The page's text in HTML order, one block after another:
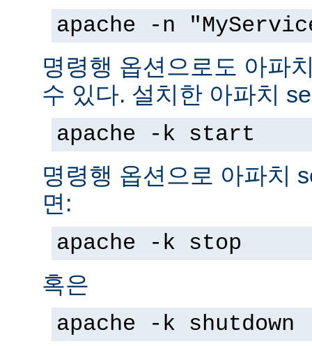
apache -n
명령행 옵션으로도 아파
수 있다. 설치한 아파치
apache -k start
명령행 옵션으로 아파치
면:
apache -k stop
혹은
apache -k shutdown